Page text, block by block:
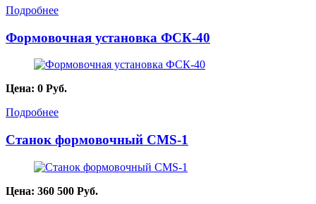
Подробнее
Формовочная установка ФСК-40
Цена: 0 Руб.
Подробнее
Станок формовочный CMS-1
Цена: 360 500 Руб.